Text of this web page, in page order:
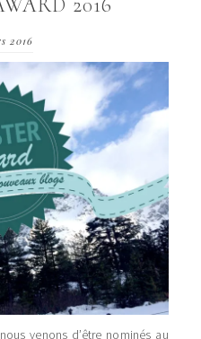
2016
venons d’être nominés au